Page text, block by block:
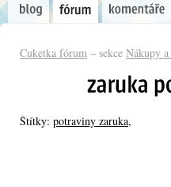
Cuketka fórum – sekce Nákupy
Štítky: potraviny zaruka,